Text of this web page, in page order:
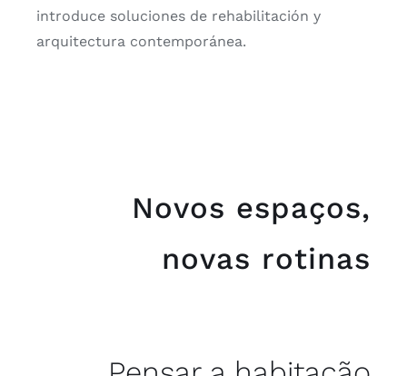
introduce soluciones de rehabilitación y
arquitectura contemporánea.
Novos espaços,
novas rotinas